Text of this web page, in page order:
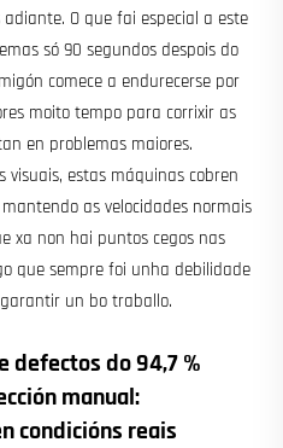
O que fai especial a este
só 90 segundos despois do
comece a endurecerse por
moito tempo para corrixir as
en problemas maiores.
visuais, estas máquinas cobren
as velocidades normais
xa non hai puntos cegos nas
que sempre foi unha debilidade
un bo traballo.
defectos do 94,7 %
manual:
condicións reais